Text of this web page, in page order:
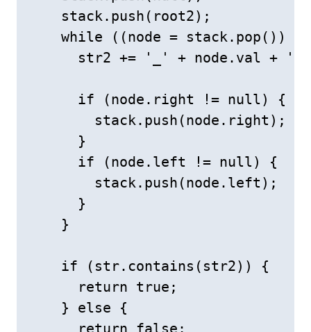
    stack.push(root2);
while ((node = stack.pop())
str2 += '_' + node.val +
      if (node.right != null) {
        stack.push(node.right);
      }
      if (node.left != null) {
        stack.push(node.left);
      }
    }
    if (str.contains(str2)) {
      return true;
    } else {
      return false;